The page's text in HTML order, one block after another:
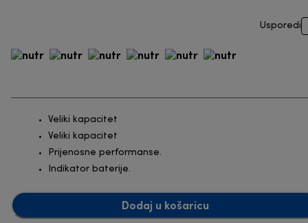
Usporedi
Veliki kapacitet
Veliki kapacitet
Prijenosne performanse.
Indikator baterije.
Dodaj u košaricu